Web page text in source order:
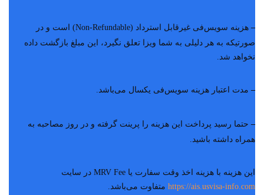
–
هزینه سویس‌فی غیرقابل استرداد (Non-Refundable) است و در
صورتیکه به هر دلیلی به شما ویزا تعلق نگیرد، این مبلغ بازگشت داده
نخواهد شد.
– مدت اعتبار هزینه سویس‌فی یکسال می‌باشد.
– حتما رسید پرداخت این هزینه را پرینت گرفته و در روز مصاحبه به
همراه داشته باشید.
این هزینه با هزینه اخذ وقت سفارت یا MRV Fee در سایت
https://ais.usvisa-info.com متفاوت می‌باشد.